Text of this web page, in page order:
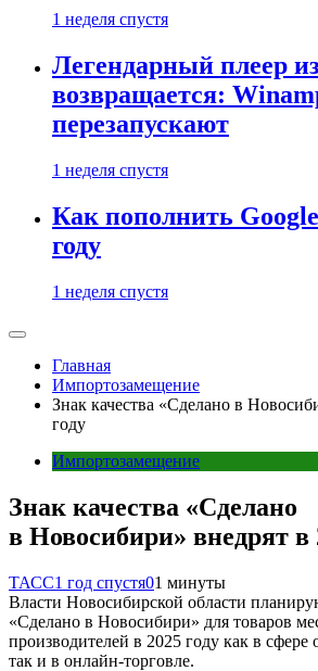
1 неделя спустя
Легендарный плеер
возвращается:
перезапускают
1 неделя спустя
Как пополнить
году
1 неделя спустя
Главная
Импортозамещение
Знак качества «Сделано в
году
Импортозамещение
Знак качества «Сделано
в Новосибири» внедрят в
ТАСС1 год спустя01 минуты
Власти Новосибирской области
«Сделано в Новосибири» для товаров
производителей в 2025 году как в сфере
так и в онлайн-торговле.